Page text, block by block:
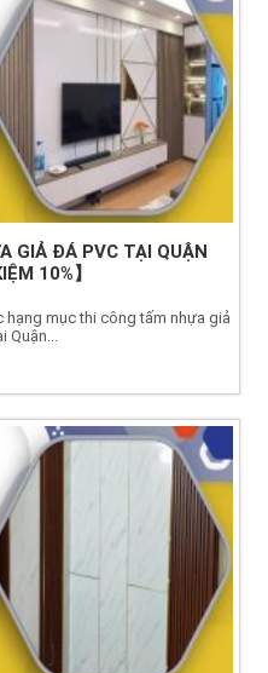
GIẢ ĐÁ PVC TẠI QUẬN
10%】
mục thi công tấm nhựa giả
Quận...